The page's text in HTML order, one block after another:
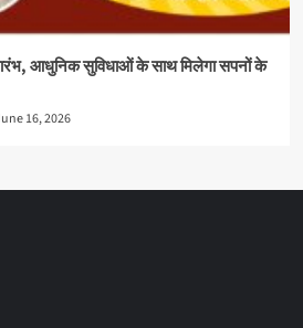
आधुनिक सुविधाओं के साथ मिलेगा सपनों के
16, 2026